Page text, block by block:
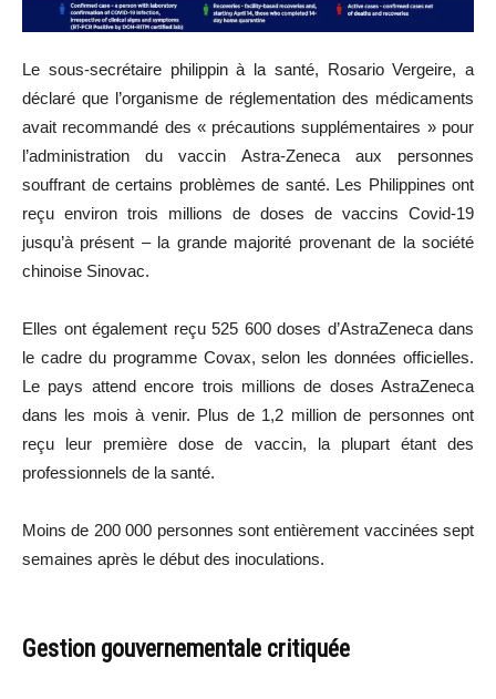
Le sous-secrétaire philippin à la santé, Rosario Vergeire, a
déclaré que l’organisme de réglementation des médicaments
avait recommandé des « précautions supplémentaires » pour
l’administration du vaccin Astra-Zeneca aux personnes
souffrant de certains problèmes de santé. Les Philippines ont
reçu environ trois millions de doses de vaccins Covid-19
jusqu’à présent – la grande majorité provenant de la société
chinoise Sinovac.
Elles ont également reçu 525 600 doses d’AstraZeneca dans
le cadre du programme Covax, selon les données officielles.
Le pays attend encore trois millions de doses AstraZeneca
dans les mois à venir. Plus de 1,2 million de personnes ont
reçu leur première dose de vaccin, la plupart étant des
professionnels de la santé.
Moins de 200 000 personnes sont entièrement vaccinées sept
semaines après le début des inoculations.
Gestion gouvernementale critiquée